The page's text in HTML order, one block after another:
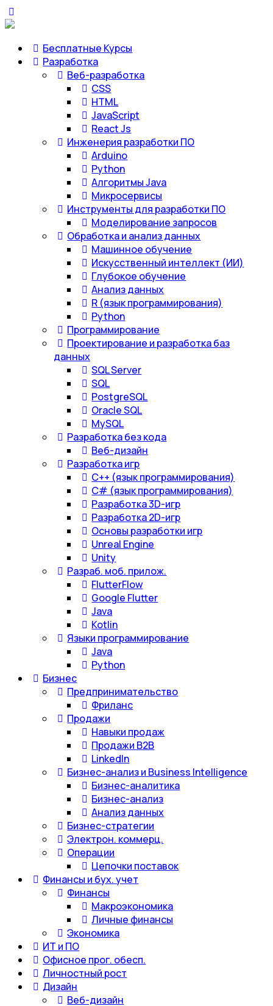
Бесплатные Курсы
Разработка
Веб-разработка
CSS
HTML
JavaScript
React Js
Инженерия разработки ПО
Arduino
Python
Алгоритмы Java
Микросервисы
Инструменты для разработки ПО
Моделирование запросов
Обработка и анализ данных
Машинное обучение
Искусственный интеллект (ИИ)
Глубокое обучение
Анализ данных
R (язык программирования)
Python
Программирование
Проектирование и разработка баз
данных
SQL Server
SQL
PostgreSQL
Oracle SQL
MySQL
Разработка без кода
Веб-дизайн
Разработка игр
С++ (язык программирования)
С# (язык программирования)
Разработка 3D-игр
Разработка 2D-игр
Основы разработки игр
Unreal Engine
Unity
Разраб. моб. прилож.
FlutterFlow
Google Flutter
Java
Kotlin
Языки программирование
Java
Python
Бизнес
Предпринимательство
Фриланс
Продажи
Навыки продаж
Продажи B2B
LinkedIn
Бизнес-анализ и Business Intelligence
Бизнес-аналитика
Бизнес-анализ
Анализ данных
Бизнес-стратегии
Электрон. коммерц.
Операции
Цепочки поставок
Финансы и бух. учет
Финансы
Макроэкономика
Личные финансы
Экономика
ИТ и ПО
Офисное прог. обесп.
Личностный рост
Дизайн
Веб-дизайн